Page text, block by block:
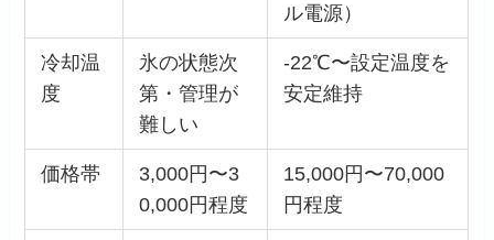
ル電源）
冷却温
度
氷の状態次
第・管理が
難しい
-22℃〜設定温度を
安定維持
価格帯
3,000円〜3
0,000円程度
15,000円〜70,000
円程度